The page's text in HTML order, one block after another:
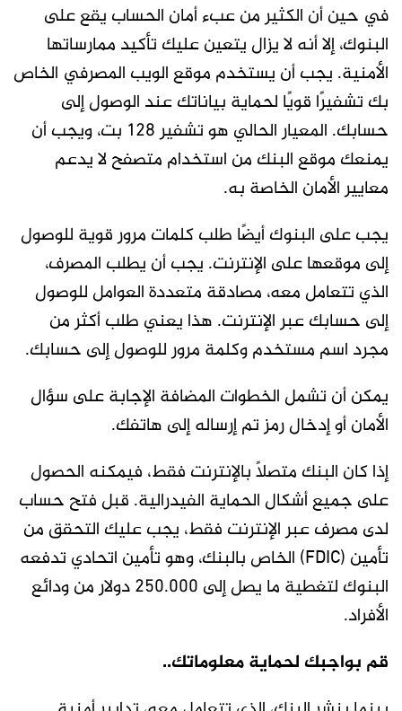
في حين أن الكثير من عبء أمان الحساب يقع على
البنوك، إلا أنه لا يزال يتعين عليك تأكيد ممارساتها
الأمنية. يجب أن يستخدم موقع الويب المصرفي الخاص
بك تشفيرًا قويًا لحماية بياناتك عند الوصول إلى
حسابك. المعيار الحالي هو تشفير 128 بت، ويجب أن
يمنعك موقع البنك من استخدام متصفح لا يدعم
معايير الأمان الخاصة به.
يجب على البنوك أيضًا طلب كلمات مرور قوية للوصول
إلى موقعها على الإنترنت. يجب أن يطلب المصرف،
الذي تتعامل معه، مصادقة متعددة العوامل للوصول
إلى حسابك عبر الإنترنت. هذا يعني طلب أكثر من
مجرد اسم مستخدم وكلمة مرور للوصول إلى حسابك.
يمكن أن تشمل الخطوات المضافة الإجابة على سؤال
الأمان أو إدخال رمز تم إرساله إلى هاتفك.
إذا كان البنك متصلاً بالإنترنت فقط، فيمكنه الحصول
على جميع أشكال الحماية الفيدرالية. قبل فتح حساب
لدى مصرف عبر الإنترنت فقط، يجب عليك التحقق من
تأمين (FDIC) الخاص بالبنك، وهو تأمين اتحادي تدفعه
البنوك لتغطية ما يصل إلى 250.000 دولار من ودائع
الأفراد.
قم بواجبك لحماية معلوماتك..